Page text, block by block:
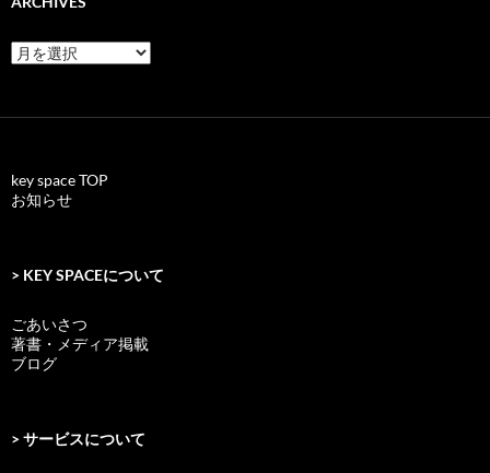
archives
key space TOP
お知らせ
> KEY SPACEについて
ごあいさつ
著書・メディア掲載
ブログ
> サービスについて